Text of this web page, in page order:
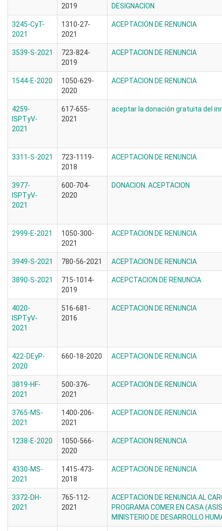
2019 DESIGNACION
3245-CyT-
2021
1310-27-
2021
ACEPTACION DE RENUNCIA
3539-S-2021
723-824-
2019
ACEPTACION DE RENUNCIA
1544-E-2020
1050-629-
2020
ACEPTACION DE RENUNCIA
4259-
ISPTyV-
2021
617-655-
2021
aceptar la donación gratuita del
3311-S-2021
723-1119-
2018
ACEPTACION DE RENUNCIA
3977-
ISPTyV-
2021
600-704-
2020
DONACION. ACEPTACION
2999-E-2021
1050-300-
2021
ACEPTACION DE RENUNCIA
3949-S-2021 780-56-2021 ACEPTACION DE RENUNCIA
3890-S-2021
715-1014-
2019
ACEPCTACION DE RENUNCIA
4020-
ISPTyV-
2021
516-681-
2016
ACEPTACION DE RENUNCIA
422-DEyP-
2020
660-18-2020 ACEPTACION DE RENUNCIA
3819-HF-
2021
500-376-
2021
ACEPTACION DE RENUNCIA
3765-MS-
2021
1400-206-
2021
ACEPTACION DE RENUNCIA
1238-E-2020
1050-566-
2020
ACEPTACION RENUNCIA
4330-MS-
2021
1415-473-
2018
ACEPTACION DE RENUNCIA
3372-DH-
2021
765-112-
2021
ACEPTACION DE RENUNCIA AL
PROGRAMA COMER EN CASA
MINISTERIO DE DESARROLLO